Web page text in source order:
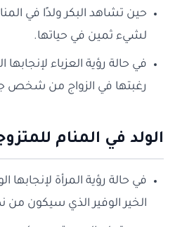
حين تشاهد البكر ولدًا في
لشيء ثمين في حياتها.
في حالة رؤية العزباء لإنجابها
رغبتها في الزواج من شخص
الولد في المنام
في حالة رؤية المرأة لإنجابها
الخير الوفير الذي سيكون